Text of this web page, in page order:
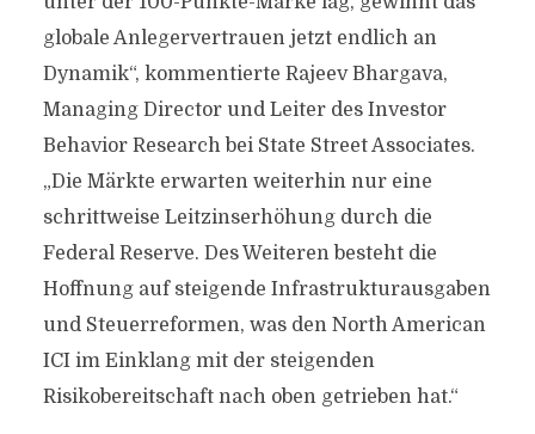
globale Anlegervertrauen jetzt endlich an
Dynamik“, kommentierte Rajeev Bhargava,
Managing Director und Leiter des Investor
Behavior Research bei State Street Associates.
„Die Märkte erwarten weiterhin nur eine
schrittweise Leitzinserhöhung durch die
Federal Reserve. Des Weiteren besteht die
Hoffnung auf steigende Infrastrukturausgaben
und Steuerreformen, was den North American
ICI im Einklang mit der steigenden
Risikobereitschaft nach oben getrieben hat.“